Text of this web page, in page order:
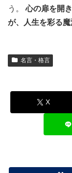
う。心の扉を開
が、人生を彩る
名言・格言
X